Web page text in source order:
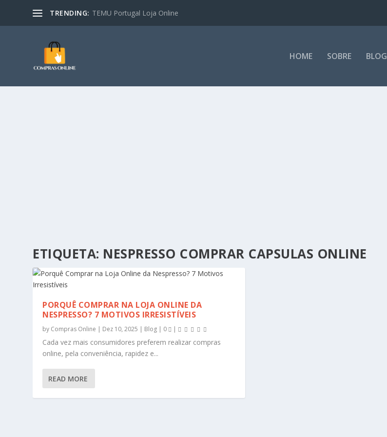
TRENDING: TEMU Portugal Loja Online
HOME SOBRE BLOG
ETIQUETA: NESPRESSO COMPRAR CAPSULAS ONLINE
PORQUÊ COMPRAR NA LOJA ONLINE DA
NESPRESSO? 7 MOTIVOS IRRESISTÍVEIS
by Compras Online | Dez 10, 2025 | Blog | 0 |
Cada vez mais consumidores preferem realizar compras
online, pela conveniência, rapidez e...
READ MORE